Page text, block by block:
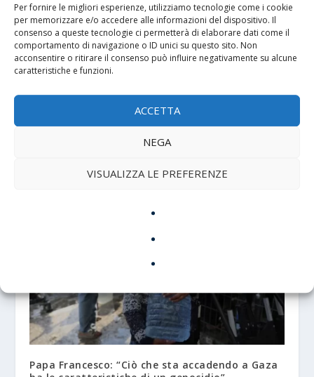
Per fornire le migliori esperienze, utilizziamo tecnologie come i cookie
per memorizzare e/o accedere alle informazioni del dispositivo. Il
consenso a queste tecnologie ci permetterà di elaborare dati come il
comportamento di navigazione o ID unici su questo sito. Non
acconsentire o ritirare il consenso può influire negativamente su alcune
caratteristiche e funzioni.
ACCETTA
NEGA
VISUALIZZA LE PREFERENZE
Santa Caterina e Leone XIV: Roma non è una
29 Aprile 2026
Papa Francesco: “Ciò che sta accadendo a Gaza